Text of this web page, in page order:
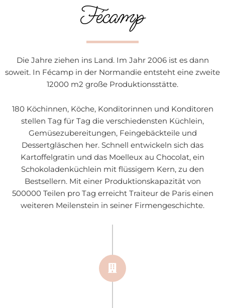
Fécamp
Die Jahre ziehen ins Land. Im Jahr 2006 ist es dann
soweit. In Fécamp in der Normandie entsteht eine zweite
12000 m2 große Produktionsstätte.
180 Köchinnen, Köche, Konditorinnen und Konditoren
stellen Tag für Tag die verschiedensten Küchlein,
Gemüsezubereitungen, Feingebäckteile und
Dessertgläschen her. Schnell entwickeln sich das
Kartoffelgratin und das Moelleux au Chocolat, ein
Schokoladenküchlein mit flüssigem Kern, zu den
Bestsellern. Mit einer Produktionskapazität von
500000 Teilen pro Tag erreicht Traiteur de Paris einen
weiteren Meilenstein in seiner Firmengeschichte.